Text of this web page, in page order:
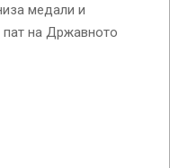
медали и
пат на Државното